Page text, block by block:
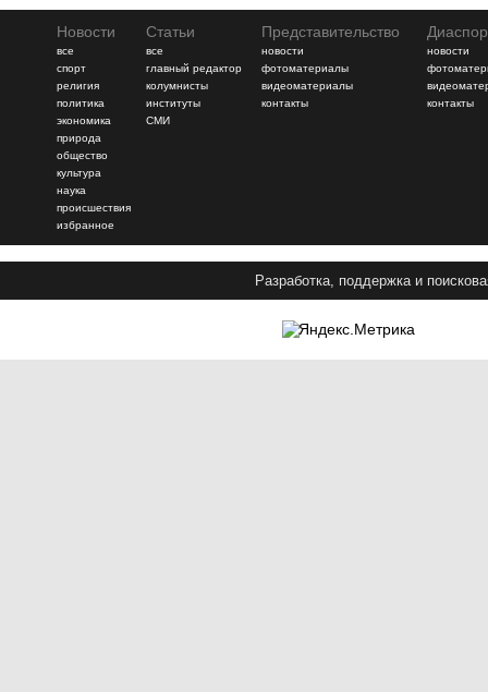
Новости
все
спорт
религия
политика
экономика
природа
общество
культура
наука
происшествия
избранное
Статьи
все
главный редактор
колумнисты
институты
СМИ
Представительство
новости
фотоматериалы
видеоматериалы
контакты
новости
контакты
Разработка, поддержка и